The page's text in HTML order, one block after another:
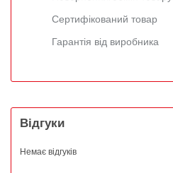
Сертифікований товар
Гарантія від виробника
Відгуки
Немає відгуків